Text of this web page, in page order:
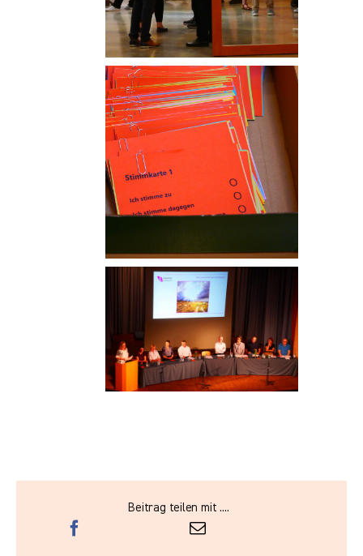
Beitrag teilen mit ....